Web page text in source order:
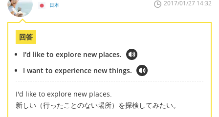
日本 2017/01/27 14:32
回答
I'd like to explore new places.
I want to experience new things.
I'd like to explore new places.
新しい（行ったことのない場所）を探検してみたい。